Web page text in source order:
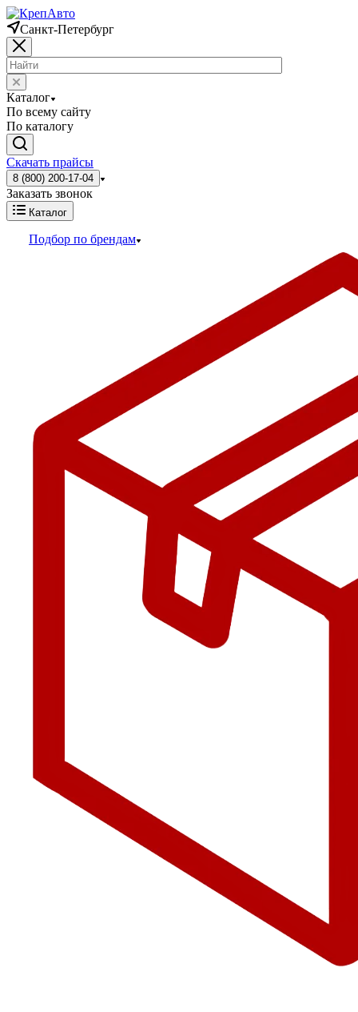
Санкт-Петербург
Каталог
По всему сайту
По каталогу
Скачать прайсы
8 (800) 200-17-04
Заказать звонок
Каталог
Подбор по брендам